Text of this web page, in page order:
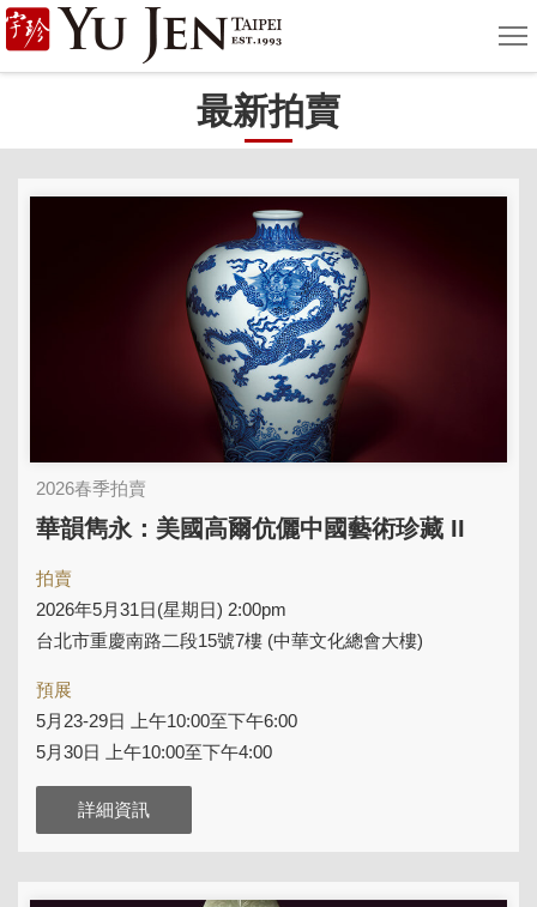
宇
珍
單
最新拍賣
2026春季拍賣
華韻雋永：美國高爾伉儷中國藝術珍藏 II
拍賣
2026年5月31日(星期日) 2:00pm
台北市重慶南路二段15號7樓 (中華文化總會大樓)
預展
5月23-29日 上午10:00至下午6:00
5月30日 上午10:00至下午4:00
詳細資訊